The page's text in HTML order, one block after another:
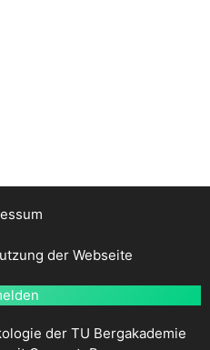
der Webseite
der TU Bergakademie